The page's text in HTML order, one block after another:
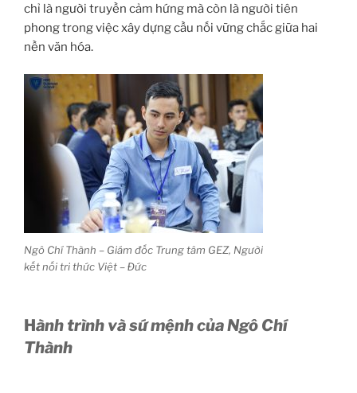
chỉ là người truyền cảm hứng mà còn là người tiên
phong trong việc xây dựng cầu nối vững chắc giữa hai
nền văn hóa.
Ngô Chí Thành – Giám đốc Trung tâm GEZ, Người
kết nối tri thức Việt – Đức
Hành trình và sứ mệnh của Ngô Chí
Thành